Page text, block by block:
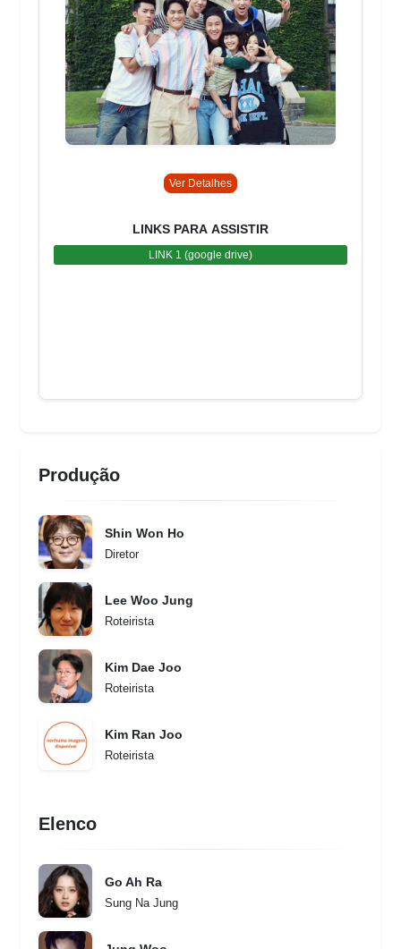
Ver Detalhes
LINKS PARA ASSISTIR
LINK 1 (google drive)
Produção
Shin Won Ho
Diretor
Lee Woo Jung
Roteirista
Kim Dae Joo
Roteirista
Kim Ran Joo
Roteirista
Elenco
Go Ah Ra
Sung Na Jung